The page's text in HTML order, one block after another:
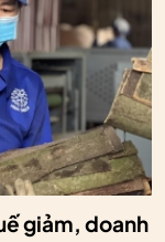
giảm, doanh